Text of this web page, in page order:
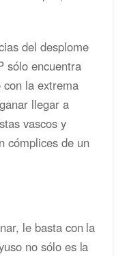
del desplome
sólo encuentra
la extrema
llegar a
vascos y
cómplices de un
le basta con la
no sólo es la